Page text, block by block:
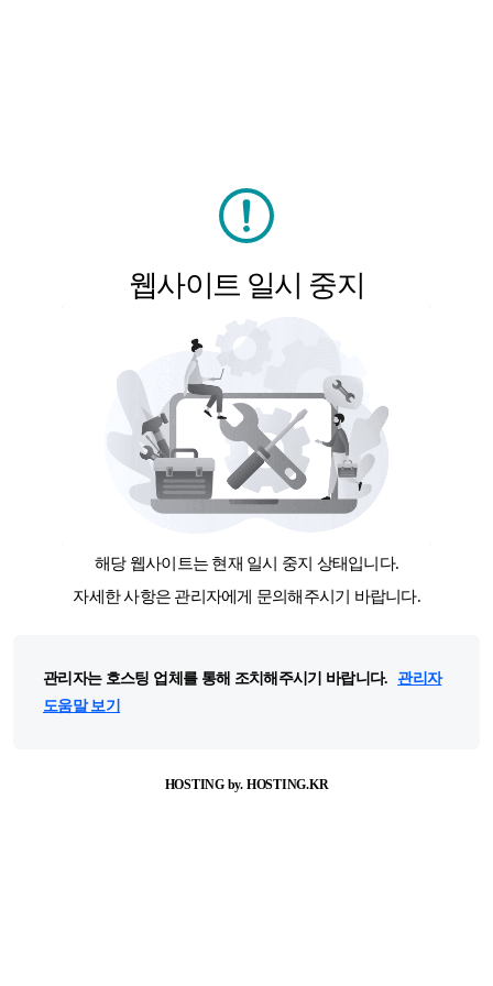
웹사이트 일시 중지
해당 웹사이트는 현재 일시 중지 상태입니다.
자세한 사항은 관리자에게 문의해주시기 바랍니다.
관리자는 호스팅 업체를 통해 조치해주시기 바랍니다.
관리자
도움말 보기
HOSTING by. HOSTING.KR